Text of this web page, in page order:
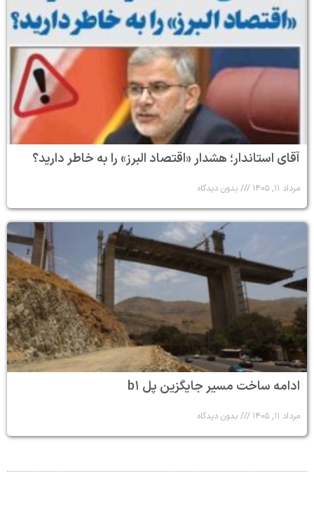
آقای استاندار؛ هشدار «اقتصاد البرز» را به خاطر دارید؟
مرداد ۱۱, ۱۴۰۵ بدون دیدگاه
ادامه ساخت مسیر جایگزین پل b۱
مرداد ۱۱, ۱۴۰۵ بدون دیدگاه